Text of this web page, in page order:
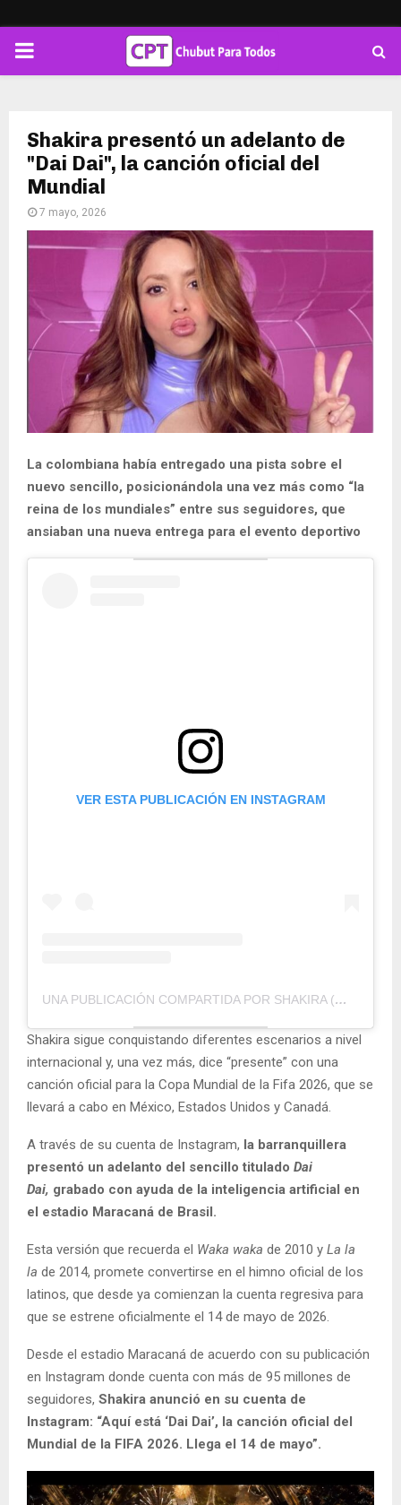
PRIMARY
Shakira presentó un adelanto de
"Dai Dai", la canción oficial del
Mundial
7 mayo, 2026
La colombiana había entregado una pista sobre el
nuevo sencillo, posicionándola una vez más como “la
reina de los mundiales” entre sus seguidores, que
ansiaban una nueva entrega para el evento deportivo
VER ESTA PUBLICACIÓN EN INSTAGRAM
UNA PUBLICACIÓN COMPARTIDA POR SHAKIRA (@SHAKIRA)
Shakira sigue conquistando diferentes escenarios a nivel
internacional y, una vez más, dice “presente” con una
canción oficial para la Copa Mundial de la Fifa 2026, que se
llevará a cabo en México, Estados Unidos y Canadá.
A través de su cuenta de Instagram, la barranquillera
presentó un adelanto del sencillo titulado Dai
Dai, grabado con ayuda de la inteligencia artificial en
el estadio Maracaná de Brasil.
Esta versión que recuerda el Waka waka de 2010 y La la
la de 2014, promete convertirse en el himno oficial de los
latinos, que desde ya comienzan la cuenta regresiva para
que se estrene oficialmente el 14 de mayo de 2026.
Desde el estadio Maracaná de acuerdo con su publicación
en Instagram donde cuenta con más de 95 millones de
seguidores, Shakira anunció en su cuenta de
Instagram: “Aquí está ‘Dai Dai’, la canción oficial del
Mundial de la FIFA 2026. Llega el 14 de mayo”.